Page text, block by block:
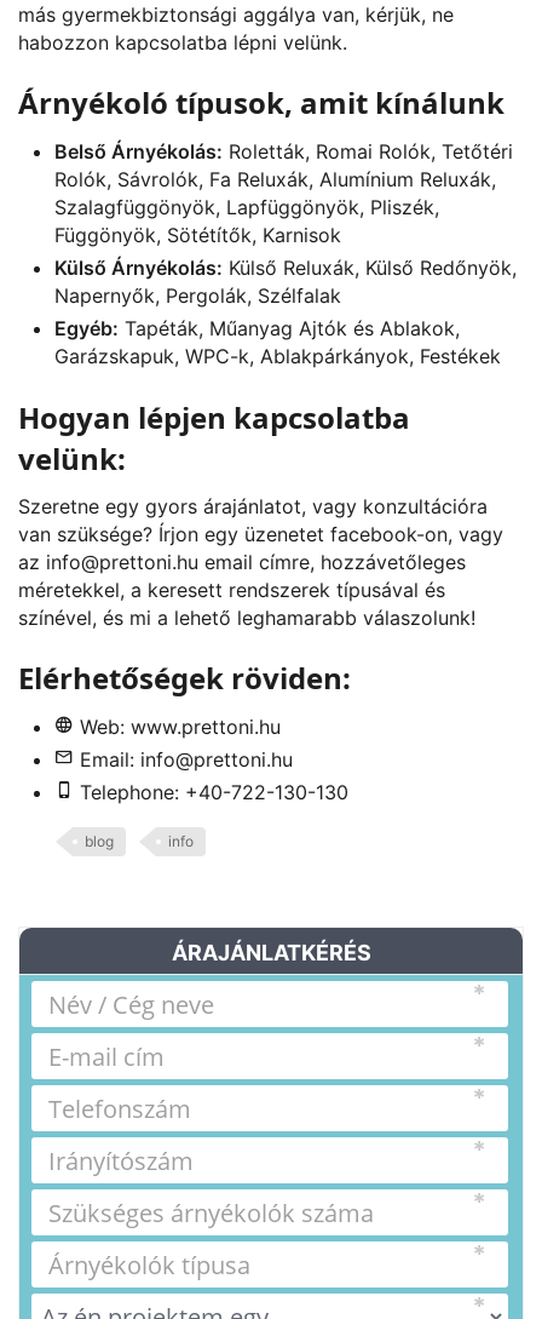
más gyermekbiztonsági aggálya van, kérjük, ne
habozzon kapcsolatba lépni velünk.
Árnyékoló típusok, amit kínálunk
Belső Árnyékolás: Roletták, Romai Rolók, Tetőtéri
Rolók, Sávrolók, Fa Reluxák, Alumínium Reluxák,
Szalagfüggönyök, Lapfüggönyök, Pliszék,
Függönyök, Sötétítők, Karnisok
Külső Árnyékolás: Külső Reluxák, Külső Redőnyök,
Napernyők, Pergolák, Szélfalak
Egyéb: Tapéták, Műanyag Ajtók és Ablakok,
Garázskapuk, WPC-k, Ablakpárkányok, Festékek
Hogyan lépjen kapcsolatba
velünk:
Szeretne egy gyors árajánlatot, vagy konzultációra
van szüksége? Írjon egy üzenetet facebook-on, vagy
az info@prettoni.hu email címre, hozzávetőleges
méretekkel, a keresett rendszerek típusával és
színével, és mi a lehető leghamarabb válaszolunk!
Elérhetőségek röviden:
Web: www.prettoni.hu
Email: info@prettoni.hu
Telephone: +40-722-130-130
blog info
ÁRAJÁNLATKÉRÉS